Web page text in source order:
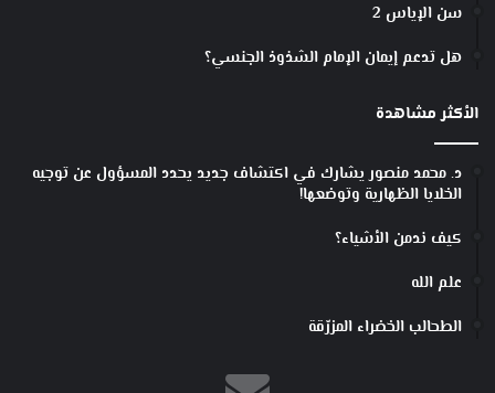
سن الإياس 2
هل تدعم إيمان الإمام الشذوذ الجنسي؟
الأكثر مشاهدة
د. محمد منصور يشارك في اكتشاف جديد يحدد المسؤول عن توجيه
الخلايا الظهارية وتوضعها!
كيف ندمن الأشياء؟
علم الله
الطحالب الخضراء المزرّقة